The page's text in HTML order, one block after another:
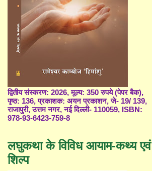
द्वितीय संस्करण: 2026, मूल्य: 350 रुपये (पेपर बैक),
पृष्ठ: 136, प्रकाशक: अयन प्रकाशन, जे- 19/ 139,
राजापुरी, उत्तम नगर, नई दिल्ली- 110059, ISBN:
978-93-6423-759-8
लघुकथा के विविध आयाम-कथ्य एवं
शिल्प